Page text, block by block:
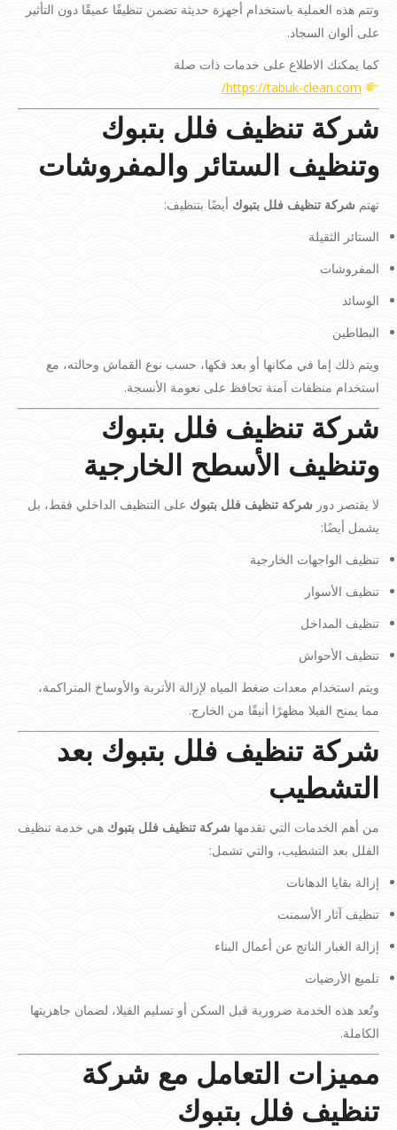
وتتم هذه العملية باستخدام أجهزة حديثة تضمن تنظيفًا عميقًا دون التأثير
على ألوان السجاد.
كما يمكنك الاطلاع على خدمات ذات صلة
https://tabuk-clean.com/
شركة تنظيف فلل بتبوك
وتنظيف الستائر والمفروشات
تهتم شركة تنظيف فلل بتبوك أيضًا بتنظيف:
الستائر الثقيلة
المفروشات
الوسائد
البطاطين
ويتم ذلك إما في مكانها أو بعد فكها، حسب نوع القماش وحالته، مع
استخدام منظفات آمنة تحافظ على نعومة الأنسجة.
شركة تنظيف فلل بتبوك
وتنظيف الأسطح الخارجية
لا يقتصر دور شركة تنظيف فلل بتبوك على التنظيف الداخلي فقط، بل
يشمل أيضًا:
تنظيف الواجهات الخارجية
تنظيف الأسوار
تنظيف المداخل
تنظيف الأحواش
ويتم استخدام معدات ضغط المياه لإزالة الأتربة والأوساخ المتراكمة،
مما يمنح الفيلا مظهرًا أنيقًا من الخارج.
شركة تنظيف فلل بتبوك بعد
التشطيب
من أهم الخدمات التي تقدمها شركة تنظيف فلل بتبوك هي خدمة تنظيف
الفلل بعد التشطيب، والتي تشمل:
إزالة بقايا الدهانات
تنظيف آثار الأسمنت
إزالة الغبار الناتج عن أعمال البناء
تلميع الأرضيات
وتُعد هذه الخدمة ضرورية قبل السكن أو تسليم الفيلا، لضمان جاهزيتها
الكاملة.
مميزات التعامل مع شركة
تنظيف فلل بتبوك